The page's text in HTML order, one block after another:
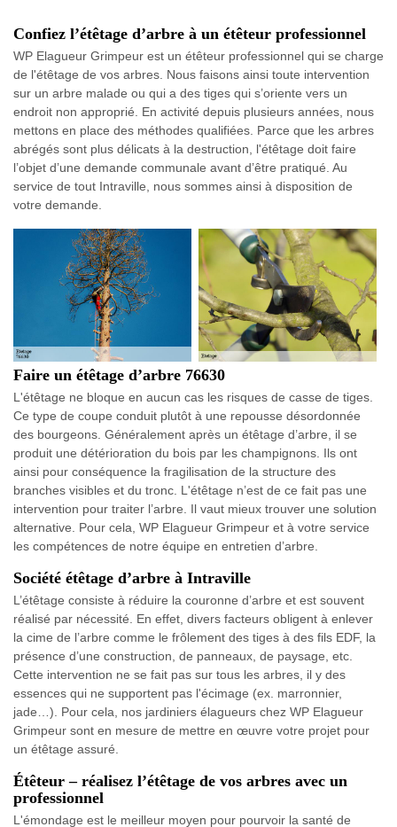
Confiez l’étêtage d’arbre à un étêteur professionnel
WP Elagueur Grimpeur est un étêteur professionnel qui se charge
de l'étêtage de vos arbres. Nous faisons ainsi toute intervention
sur un arbre malade ou qui a des tiges qui s’oriente vers un
endroit non approprié. En activité depuis plusieurs années, nous
mettons en place des méthodes qualifiées. Parce que les arbres
abrégés sont plus délicats à la destruction, l'étêtage doit faire
l’objet d’une demande communale avant d’être pratiqué. Au
service de tout Intraville, nous sommes ainsi à disposition de
votre demande.
Faire un étêtage d’arbre 76630
L'étêtage ne bloque en aucun cas les risques de casse de tiges.
Ce type de coupe conduit plutôt à une repousse désordonnée
des bourgeons. Généralement après un étêtage d’arbre, il se
produit une détérioration du bois par les champignons. Ils ont
ainsi pour conséquence la fragilisation de la structure des
branches visibles et du tronc. L'étêtage n’est de ce fait pas une
intervention pour traiter l’arbre. Il vaut mieux trouver une solution
alternative. Pour cela, WP Elagueur Grimpeur et à votre service
les compétences de notre équipe en entretien d’arbre.
Société étêtage d’arbre à Intraville
L’étêtage consiste à réduire la couronne d’arbre et est souvent
réalisé par nécessité. En effet, divers facteurs obligent à enlever
la cime de l’arbre comme le frôlement des tiges à des fils EDF, la
présence d’une construction, de panneaux, de paysage, etc.
Cette intervention ne se fait pas sur tous les arbres, il y des
essences qui ne supportent pas l'écimage (ex. marronnier,
jade…). Pour cela, nos jardiniers élagueurs chez WP Elagueur
Grimpeur sont en mesure de mettre en œuvre votre projet pour
un étêtage assuré.
Étêteur – réalisez l’étêtage de vos arbres avec un
professionnel
L'émondage est le meilleur moyen pour pourvoir la santé de